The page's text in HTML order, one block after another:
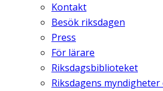
Kontakt
Besök riksdagen
Press
För lärare
Riksdagsbiblioteket
Riksdagens